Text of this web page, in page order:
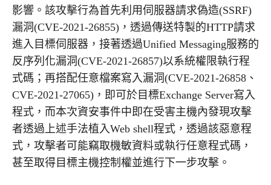
影響。該攻擊行為首先利用伺服器請求偽造(SSRF)
漏洞(CVE-2021-26855)，透過傳送特製的HTTP請求
進入目標伺服器，接著透過Unified Messaging服務的
反序列化漏洞(CVE-2021-26857)以系統權限執行程
式碼；再搭配任意檔案寫入漏洞(CVE-2021-26858、
CVE-2021-27065)，即可於目標Exchange Server寫入
程式，而本次資安事件中即在受害主機內發現攻擊
者透過上述手法植入Web shell程式，透過該惡意程
式，攻擊者可能竊取機敏資料或執行任意程式碼，
甚至取得目標主機控制權並進行下一步攻擊。